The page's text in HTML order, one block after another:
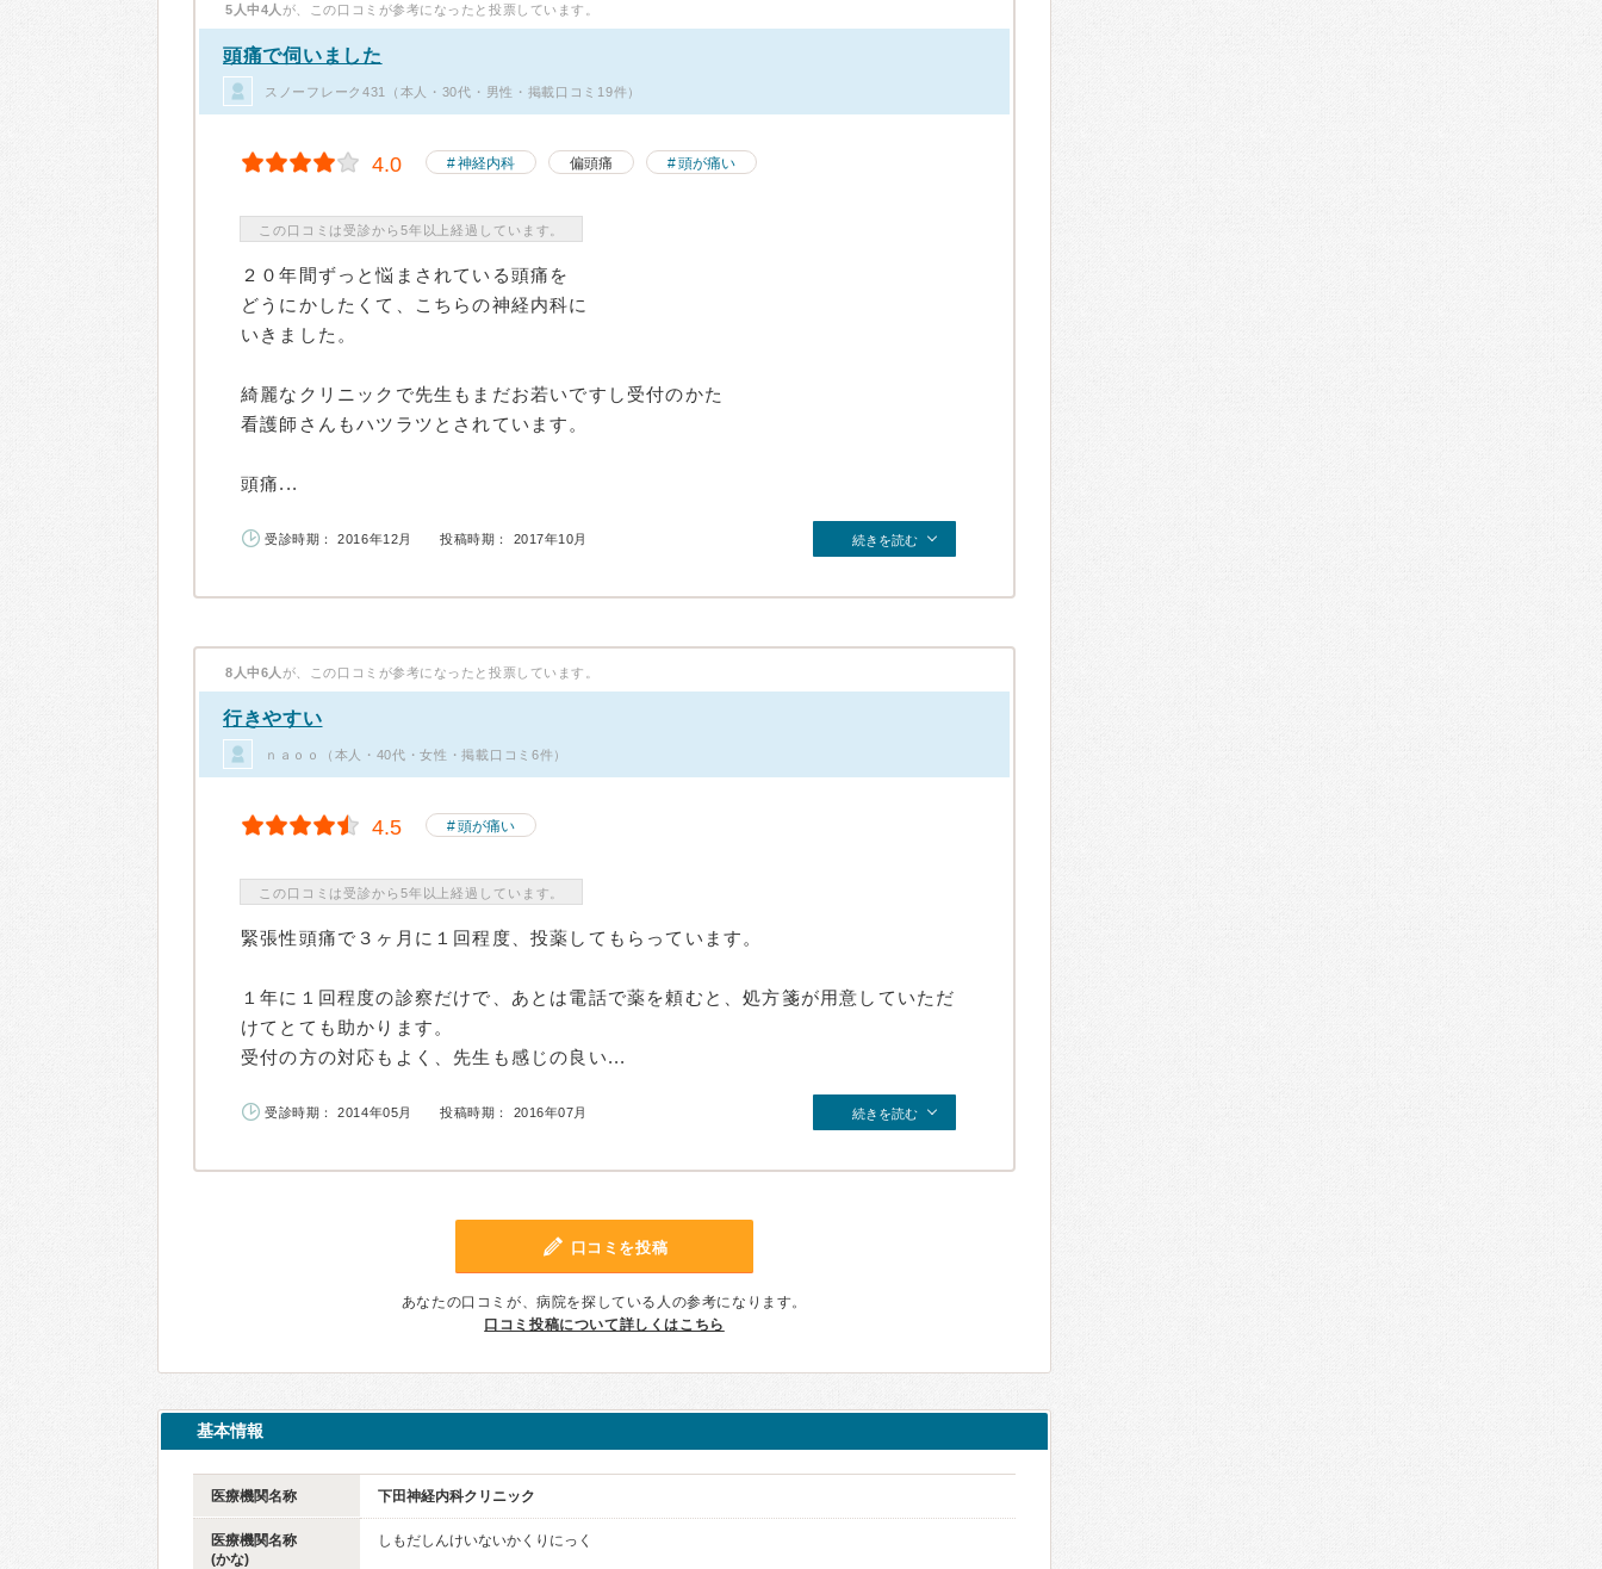
5人中4人 が、この口コミが参考になったと投票しています。
頭痛で伺いました
スノーフレーク431（本人・30代・男性・掲載口コミ19件）
4.0 神経内科 偏頭痛 頭が痛い
この口コミは受診から5年以上経過しています。
２０年間ずっと悩まされている頭痛を
どうにかしたくて、こちらの神経内科に
いきました。
綺麗なクリニックで先生もまだお若いですし受付のかた
看護師さんもハツラツとされています。
頭痛...
受診時期： 2016年12月 投稿時期： 2017年10月 続きを読む
8人中6人 が、この口コミが参考になったと投票しています。
行きやすい
ｎａｏｏ（本人・40代・女性・掲載口コミ6件）
4.5 頭が痛い
この口コミは受診から5年以上経過しています。
緊張性頭痛で３ヶ月に１回程度、投薬してもらっています。
１年に１回程度の診察だけで、あとは電話で薬を頼むと、処方箋が用意していただ
けてとても助かります。
受付の方の対応もよく、先生も感じの良い...
受診時期： 2014年05月 投稿時期： 2016年07月 続きを読む
口コミを投稿
あなたの口コミが、病院を探している人の参考になります。
口コミ投稿について詳しくはこちら
基本情報
医療機関名称 下田神経内科クリニック
医療機関名称
(かな)
しもだしんけいないかくりにっく